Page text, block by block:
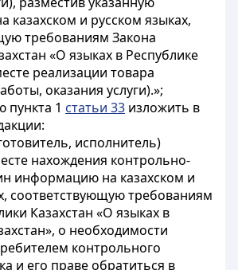
и русском языках,
требованиям Закона
«О языках в Республике
реализации товара
оказания услуги).»;
пункта 1 статьи 33 изложить в
исполнитель)
нахождения контрольно-
информацию на казахском и
соответствующую требованиям
Казахстан «О языках в
о необходимости
контрольного
и его праве обратиться в